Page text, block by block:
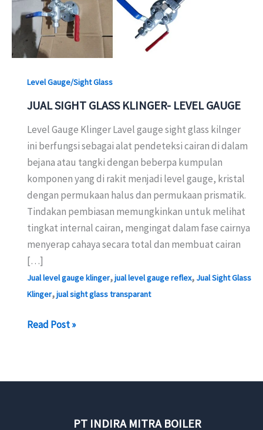
Level Gauge/Sight Glass
JUAL SIGHT GLASS KLINGER- LEVEL GAUGE
Level Gauge Klinger Lavel gauge sight glass kilnger
ini berfungsi sebagai alat pendeteksi cairan di dalam
bejana atau tangki dengan beberpa kumpulan
komponen yang di rakit menjadi level gauge, kristal
dengan permukaan halus dan permukaan prismatik.
Tindakan pembiasan memungkinkan untuk melihat
tingkat internal cairan, mengingat dalam fase cairnya
menyerap cahaya secara total dan membuat cairan
[…]
Jual level gauge klinger,jual level gauge reflex, Jual Sight Glass
Klinger,jual sight glass transparant
JUAL
Read Post »
PT INDIRA MITRA BOILER